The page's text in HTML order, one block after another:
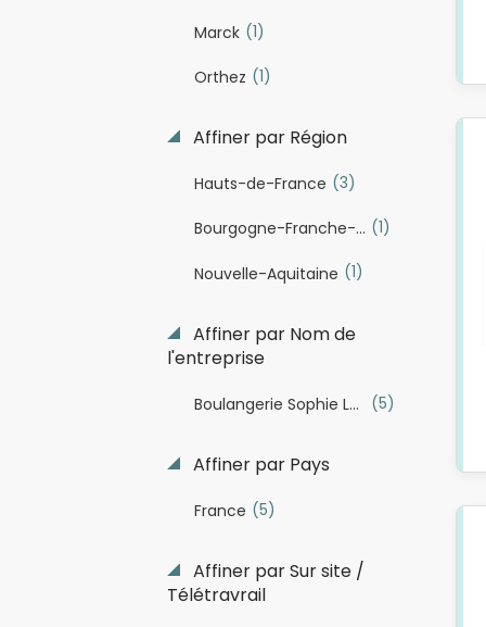
Marck (1)
Orthez (1)
Affiner par Région
Hauts-de-France (3)
Bourgogne-Franche-Comté (1)
Nouvelle-Aquitaine (1)
Affiner par Nom de
l'entreprise
Boulangerie Sophie Lebreuilly (5)
Affiner par Pays
France (5)
Affiner par Sur site /
Télétravrail